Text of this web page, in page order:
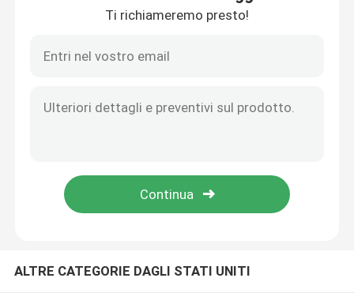
Controllo di qualità
Ti richiameremo presto!
ALTRE CATEGORIE DAGLI STATI UNITI